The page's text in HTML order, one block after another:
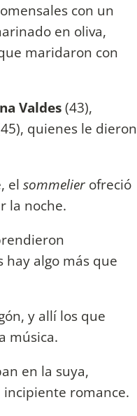
con un
en oliva,
maridaron con
Valdes(43),
quienes le dieron
el sommelier ofreció
la noche.
algo más que
y allí los que
música.
en la suya,
romance.